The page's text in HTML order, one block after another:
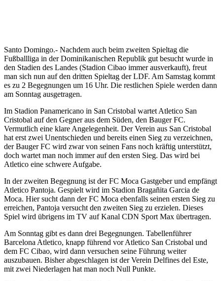
Santo Domingo.- Nachdem auch beim zweiten Spieltag die
Fußballliga in der Dominikanischen Republik gut besucht wurde in
den Stadien des Landes (Stadion Cibao immer ausverkauft), freut
man sich nun auf den dritten Spieltag der LDF. Am Samstag kommt
es zu 2 Begegnungen um 16 Uhr. Die restlichen Spiele werden dann
am Sonntag ausgetragen.
Im Stadion Panamericano in San Cristobal wartet Atletico San
Cristobal auf den Gegner aus dem Süden, den Bauger FC.
Vermutlich eine klare Angelegenheit. Der Verein aus San Cristobal
hat erst zwei Unentschieden und bereits einen Sieg zu verzeichnen,
der Bauger FC wird zwar von seinen Fans noch kräftig unterstützt,
doch wartet man noch immer auf den ersten Sieg. Das wird bei
Atletico eine schwere Aufgabe.
In der zweiten Begegnung ist der FC Moca Gastgeber und empfängt
Atletico Pantoja. Gespielt wird im Stadion Bragañita Garcia de
Moca. Hier sucht dann der FC Moca ebenfalls seinen ersten Sieg zu
erreichen, Pantoja versucht den zweiten Sieg zu erzielen. Dieses
Spiel wird übrigens im TV auf Kanal CDN Sport Max übertragen.
Am Sonntag gibt es dann drei Begegnungen. Tabellenführer
Barcelona Atletico, knapp führend vor Atletico San Cristobal und
dem FC Cibao, wird dann versuchen seine Führung weiter
auszubauen. Bisher abgeschlagen ist der Verein Delfines del Este,
mit zwei Niederlagen hat man noch Null Punkte.